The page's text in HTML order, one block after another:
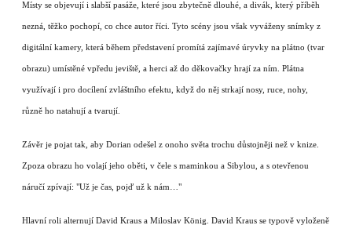
Místy se objevují i slabší pasáže, které jsou zbytečně dlouhé, a divák, který příběh
nezná, těžko pochopí, co chce autor říci. Tyto scény jsou však vyváženy snímky z
digitální kamery, která během představení promítá zajímavé úryvky na plátno (tvar
obrazu) umístěné vpředu jeviště, a herci až do děkovačky hrají za ním. Plátna
využívají i pro docílení zvláštního efektu, když do něj strkají nosy, ruce, nohy,
různě ho natahují a tvarují.
Závěr je pojat tak, aby Dorian odešel z onoho světa trochu důstojněji než v knize.
Zpoza obrazu ho volají jeho oběti, v čele s maminkou a Sibylou, a s otevřenou
náručí zpívají: "Už je čas, pojď už k nám…"
Hlavní roli alternují David Kraus a Miloslav König. David Kraus se typově vyloženě